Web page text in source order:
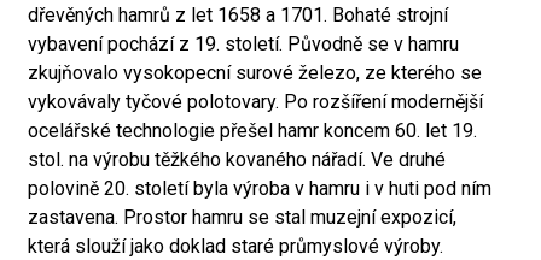
dřevěných hamrů z let 1658 a 1701. Bohaté strojní
vybavení pochází z 19. století. Původně se v hamru
zkujňovalo vysokopecní surové železo, ze kterého se
vykovávaly tyčové polotovary. Po rozšíření modernější
ocelářské technologie přešel hamr koncem 60. let 19.
stol. na výrobu těžkého kovaného nářadí. Ve druhé
polovině 20. století byla výroba v hamru i v huti pod ním
zastavena. Prostor hamru se stal muzejní expozicí,
která slouží jako doklad staré průmyslové výroby.